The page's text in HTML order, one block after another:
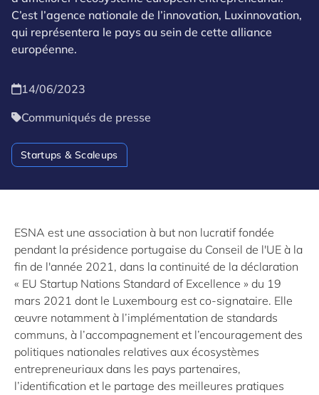
C’est l’agence nationale de l’innovation, Luxinnovation,
qui représentera le pays au sein de cette alliance
européenne.
14/06/2023
Communiqués de presse
Startups & Scaleups
ESNA est une association à but non lucratif fondée
pendant la présidence portugaise du Conseil de l'UE à la
fin de l'année 2021, dans la continuité de la déclaration
« EU Startup Nations Standard of Excellence » du 19
mars 2021 dont le Luxembourg est co-signataire. Elle
œuvre notamment à l’implémentation de standards
communs, à l’accompagnement et l’encouragement des
politiques nationales relatives aux écosystèmes
entrepreneuriaux dans les pays partenaires,
l’identification et le partage des meilleures pratiques